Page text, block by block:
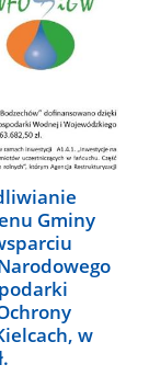
Gminy
w